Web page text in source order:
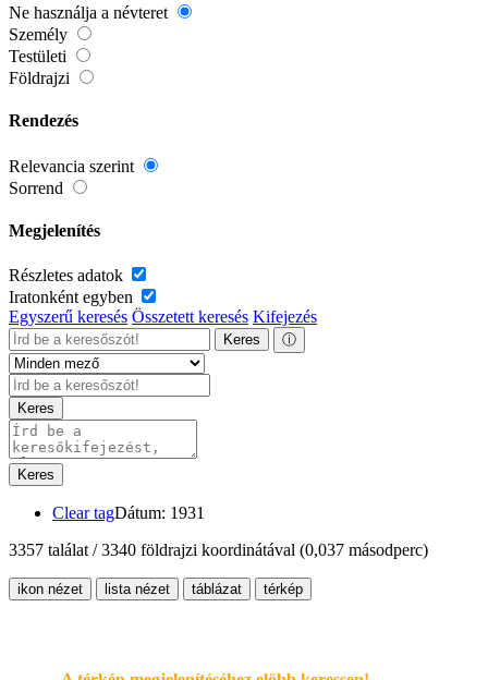
Ne használja a névteret
Személy
Testületi
Földrajzi
Rendezés
Relevancia szerint
Sorrend
Megjelenítés
Részletes adatok
Iratonként egyben
Egyszerű keresés Összetett keresés Kifejezés
Keres ⓘ
Keres
Keres
Clear tagDátum: 1931
3357 találat / 3340 földrajzi koordinátával (0,037 másodperc)
ikon nézet lista nézet táblázat térkép